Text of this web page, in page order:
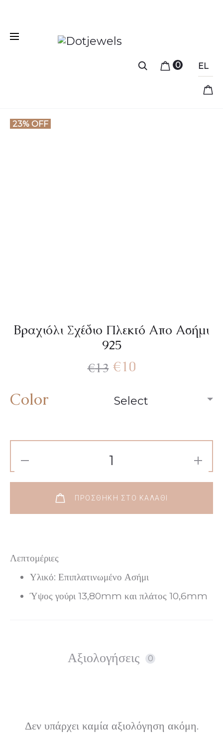
Free shipping for orders over 39 €
0 EL
23% OFF
Βραχιόλι Σχέδιο Πλεκτό Απο Ασήμι
925
Λεπτομέριες
Υλικό: Επιπλατινωμένο Ασήμι
Ύψος γούρι 13,80mm και πλάτος 10,6mm
€13 Original
price
€10Η
τρέχουσα
€10.
Color
925
ΠΡΟΣΘΉΚΗ ΣΤΟ ΚΑΛΆΘΙ
Αξιολογήσεις 0
Δεν υπάρχει καμία αξιολόγηση ακόμη.